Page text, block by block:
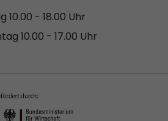
10.00 - 18.00 Uhr
10.00 - 17.00 Uhr